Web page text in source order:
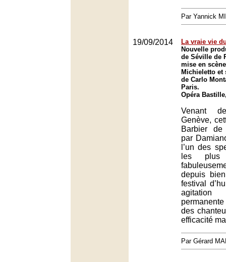
Par Yannick
19/09/2014
La vraie vie
Nouvelle
de Séville de
mise en
Michieletto
de Carlo
Paris.
Opéra
Venant
Genève,
Barbier
par
l’un des
les plus
depuis
festival
des
efficacité
Par Gérard